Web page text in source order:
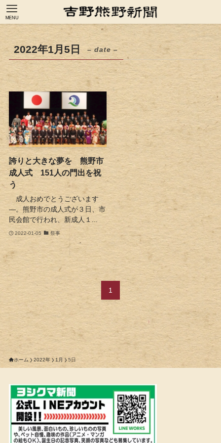
MENU
2022年1月5日 – date –
誇りと大きな夢を 熊野市
成人式 151人の門出を祝
う
成人おめでとうございます
―。熊野市の成人式が３日、市
民会館で行われ、新成人１...
2022-01-05 祭事
1
ホーム 2022年 1月 5日